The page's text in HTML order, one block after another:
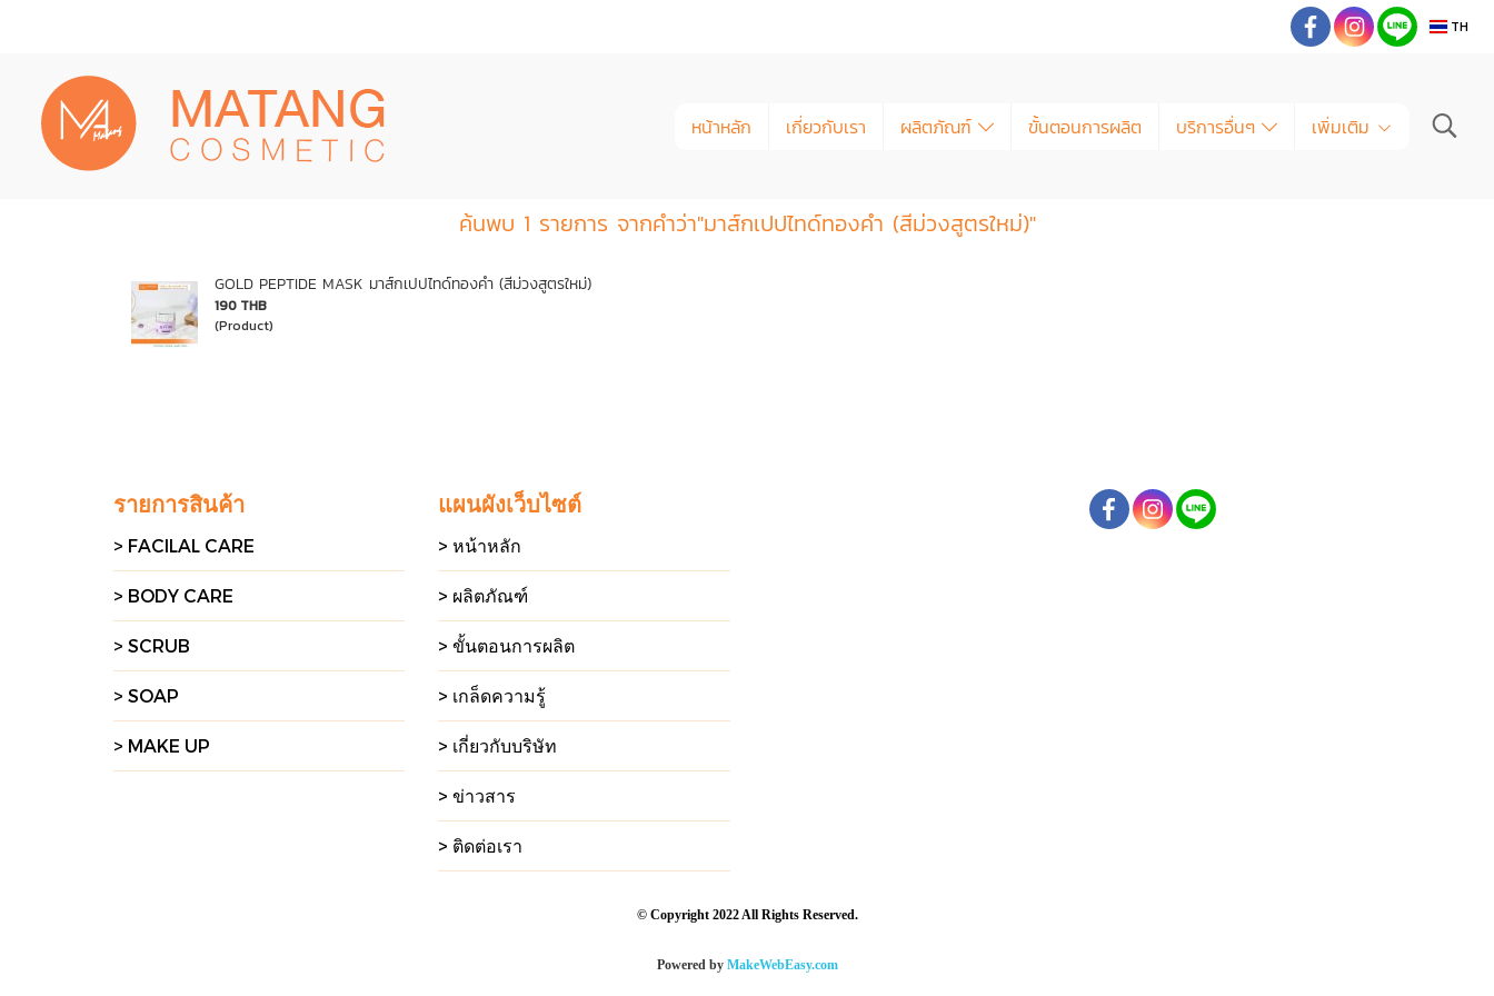
TH
หน้าหลัก เกี่ยวกับเรา ผลิตภัณฑ์ ขั้นตอนการผลิต บริการอื่นๆ เพิ่มเติม
ค้นพบ 1 รายการ จากคำว่า"มาส์กเปปไทด์ทองคำ (สีม่วงสูตรใหม่)"
GOLD PEPTIDE MASK มาส์กเปปไทด์ทองคำ (สีม่วงสูตรใหม่)
190 THB
(Product)
รายการสินค้า
> FACILAL CARE
> BODY CARE
> SCRUB
> SOAP
> MAKE UP
แผนผังเว็บไซต์
> หน้าหลัก
> ผลิตภัณฑ์
> ขั้นตอนการผลิต
> เกล็ดความรู้
> เกี่ยวกับบริษัท
> ข่าวสาร
> ติดต่อเรา
© Copyright 2022 All Rights Reserved.
Powered by MakeWebEasy.com